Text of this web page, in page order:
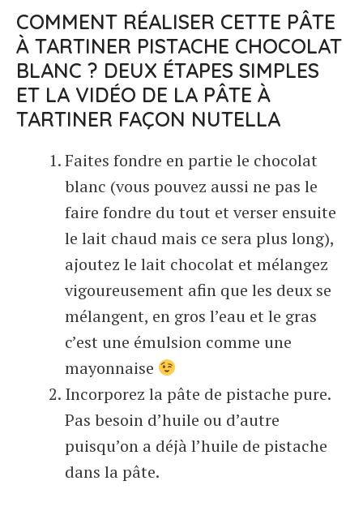
COMMENT RÉALISER CETTE PÂTE
À TARTINER PISTACHE CHOCOLAT
BLANC ? DEUX ÉTAPES SIMPLES
ET LA VIDÉO DE LA PÂTE À
TARTINER FAÇON NUTELLA
Faites fondre en partie le chocolat
blanc (vous pouvez aussi ne pas le
faire fondre du tout et verser ensuite
le lait chaud mais ce sera plus long),
ajoutez le lait chocolat et mélangez
vigoureusement afin que les deux se
mélangent, en gros l’eau et le gras
c’est une émulsion comme une
mayonnaise
Incorporez la pâte de pistache pure.
Pas besoin d’huile ou d’autre
puisqu’on a déjà l’huile de pistache
dans la pâte.